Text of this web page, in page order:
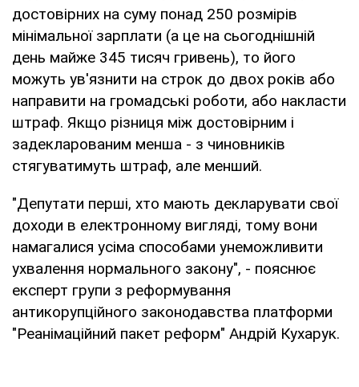
достовірних на суму понад 250 розмірів
мінімальної зарплати (а це на сьогоднішній
день майже 345 тисяч гривень), то його
можуть ув'язнити на строк до двох років або
направити на громадські роботи, або накласти
штраф. Якщо різниця між достовірним і
задекларованим менша - з чиновників
стягуватимуть штраф, але менший.
"Депутати перші, хто мають декларувати свої
доходи в електронному вигляді, тому вони
намагалися усіма способами унеможливити
ухвалення нормального закону", - пояснює
експерт групи з реформування
антикорупційного законодавства платформи
"Реанімаційний пакет реформ" Андрій Кухарук.